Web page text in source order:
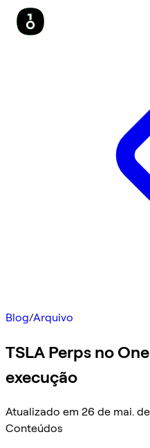
Blog/Arquivo
TSLA Perps no
execução
Atualizado em 26 de mai.
Conteúdos